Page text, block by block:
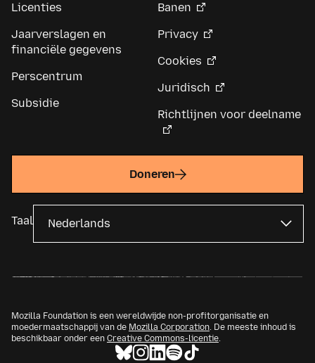
Licenties
Jaarverslagen en
financiële gegevens
Perscentrum
Subsidie
Banen
Privacy
Cookies
Juridisch
Richtlijnen voor deelname
Doneren
Taal
Mozilla Foundation is een wereldwijde non-profitorganisatie en
moedermaatschappij van de Mozilla Corporation. De meeste inhoud is
beschikbaar onder een Creative Commons-licentie.